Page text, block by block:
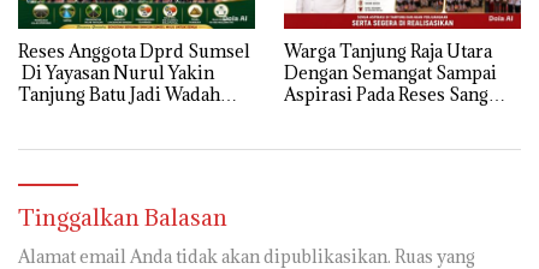
Reses Anggota Dprd Sumsel
Di Yayasan Nurul Yakin
Tanjung Batu Jadi Wadah
Warga Tanjung Raja Utara
Dengan Semangat Sampai
Aspirasi Pada Reses Sang
Tinggalkan Balasan
Alamat email Anda tidak akan dipublikasikan. Ruas yang